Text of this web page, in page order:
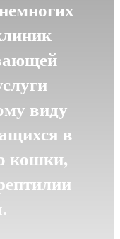
виду
в
кошки,